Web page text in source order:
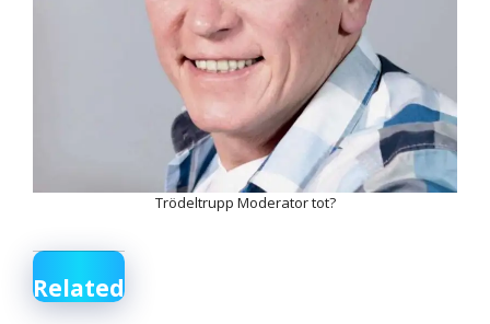
Trödeltrupp Moderator tot?
Related